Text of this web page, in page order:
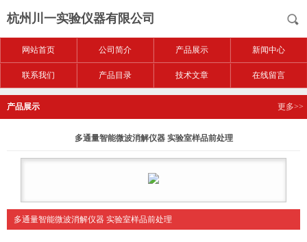
杭州川一实验仪器有限公司
网站首页 公司简介 产品展示 新闻中心
联系我们 产品目录 技术文章 在线留言
产品展示 更多>>
多通量智能微波消解仪器 实验室样品前处理
多通量智能微波消解仪器 实验室样品前处理